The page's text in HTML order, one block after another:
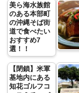
美ら海水族館
のある本部町
の沖縄そば街
道で食べたい
おすすめ7
選！！
【閉鎖】米軍
基地内にある
知花ゴルフコ